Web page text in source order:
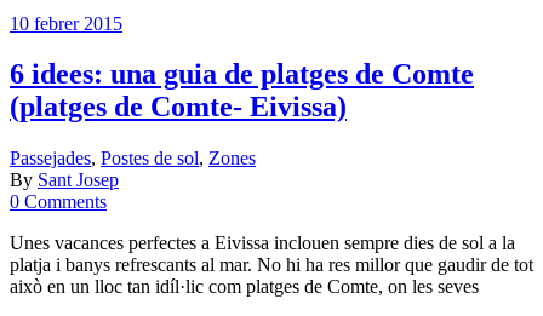
10 febrer 2015
6 idees: una guia de platges de Comte
(platges de Comte- Eivissa)
Passejades, Postes de sol, Zones
By Sant Josep
0 Comments
Unes vacances perfectes a Eivissa inclouen sempre dies de sol a la
platja i banys refrescants al mar. No hi ha res millor que gaudir de tot
això en un lloc tan idíl·lic com platges de Comte, on les seves